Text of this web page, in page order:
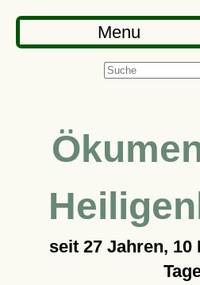
Menu
seit 27 Jahren, 10